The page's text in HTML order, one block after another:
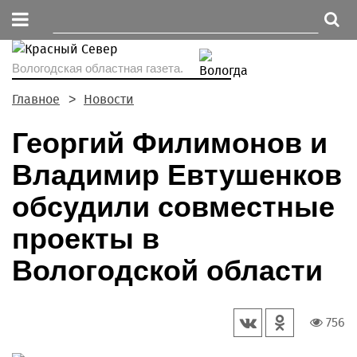
Вологодская областная газета.
Главное Новости
Георгий Филимонов и
Владимир Евтушенков
обсудили совместные
проекты в
Вологодской области
756